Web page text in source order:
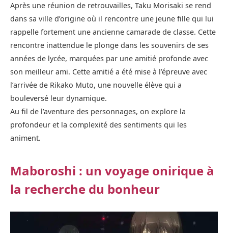
Après une réunion de retrouvailles, Taku Morisaki se rend
dans sa ville d’origine où il rencontre une jeune fille qui lui
rappelle fortement une ancienne camarade de classe. Cette
rencontre inattendue le plonge dans les souvenirs de ses
années de lycée, marquées par une amitié profonde avec
son meilleur ami. Cette amitié a été mise à l’épreuve avec
l’arrivée de Rikako Muto, une nouvelle élève qui a
bouleversé leur dynamique.
Au fil de l’aventure des personnages, on explore la
profondeur et la complexité des sentiments qui les
animent.
Maboroshi : un voyage onirique à
la recherche du bonheur